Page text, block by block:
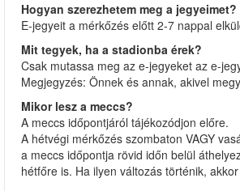
Hogyan szerezhetem meg a jegyeimet?
E-jegyeit a mérkőzés előtt 2-7 nappal
Mit tegyek, ha a stadionba érek?
Csak mutassa meg az e-jegyeket az e-
Megjegyzés: Önnek és annak, akivel
Mikor lesz a meccs?
A meccs időpontjáról tájékozódjon előre.
A hétvégi mérkőzés szombaton VAGY
a meccs időpontja rövid időn belül
hétfőre is. Ha ilyen változás történik,